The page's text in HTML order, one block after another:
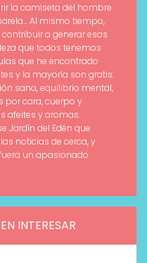
la camiseta del hombre
Al mismo tiempo,
a generar esas
que todos tenemos
que he encontrado
y la mayoría son gratis:
sana, equilibrio mental,
por cara, cuerpo y
afeites y aromas.
Jardín del Edén que
noticias de cerca, y
un apasionado
INTERESAR